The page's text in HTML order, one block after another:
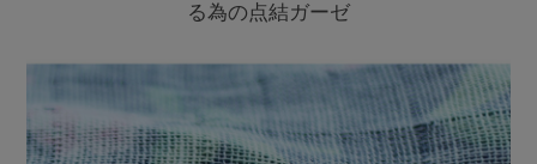
る為の点結ガーゼ